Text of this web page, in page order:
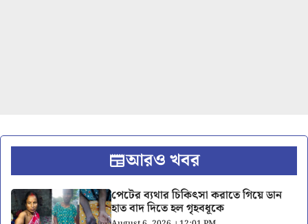
আরও খবর
পেটের ব্যথার চিকিৎসা করাতে গিয়ে ডান
হাত বাদ দিতে হল গৃহবধূকে